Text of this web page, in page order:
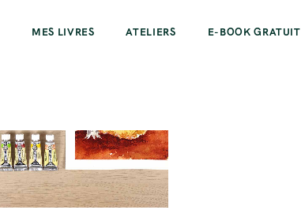
MES LIVRES ATELIERS E-BOOK GRATUIT